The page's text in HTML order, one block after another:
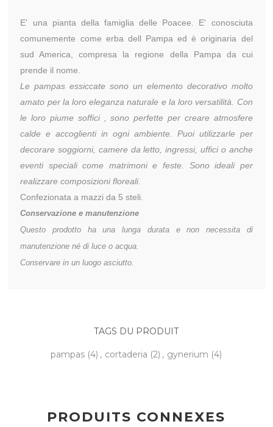
E' una pianta della famiglia delle Poacee. E' conosciuta
comunemente come erba dell Pampa ed è originaria del
sud America, compresa la regione della Pampa da cui
prende il nome.
Le pampas essiccate sono un elemento decorativo molto
amato per la loro eleganza naturale e la loro versatilità. Con
le loro piume soffici , sono perfette per creare atmosfere
calde e accoglienti in ogni ambiente. Puoi utilizzarle per
decorare soggiorni, camere da letto, ingressi, uffici o anche
eventi speciali come matrimoni e feste. Sono ideali per
realizzare composizioni floreali.
Confezionata a mazzi da 5 steli.
Conservazione e manutenzione
Questo prodotto ha una lunga durata e non necessita di
manutenzione né di luce o acqua.
Conservare in un luogo asciutto.
TAGS DU PRODUIT
pampas (4) , cortaderia (2) , gynerium (4)
PRODUITS CONNEXES